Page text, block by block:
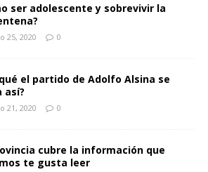
ser adolescente y sobrevivir la
25, 2020 0
el partido de Adolfo Alsina se
así?
21, 2020 0
cubre la información que
te gusta leer